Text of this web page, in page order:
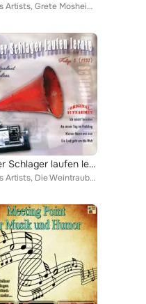
Various Artists, Grete Mosheim, am Steinway-Flügel: Friedrich Hollaender, Ltg.: Frieder Weißmann, Orchester Paul Godwin, Marlene...
Als der Schlager laufen lernte, Vol. 5
Various Artists, Die Weintraubs, Harald Paulsen, Renate Müller, Willi Fritsch, Eric Harden, Alexander Fleßburg, Magda Schneider,...